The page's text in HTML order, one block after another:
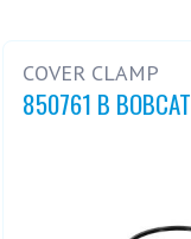
COVER CLAMP
850761 B BOBCAT